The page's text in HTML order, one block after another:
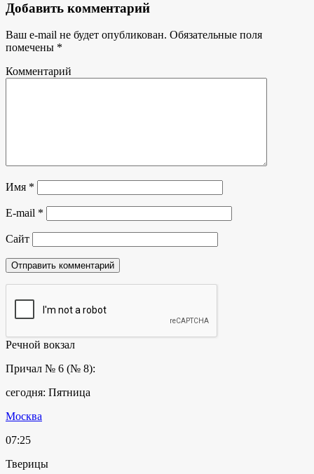
Добавить комментарий
Ваш e-mail не будет опубликован. Обязательные поля
помечены *
Комментарий
Имя *
E-mail *
Сайт
Речной вокзал
Причал № 6 (№ 8):
сегодня: Пятница
Москва
07:25
Тверицы